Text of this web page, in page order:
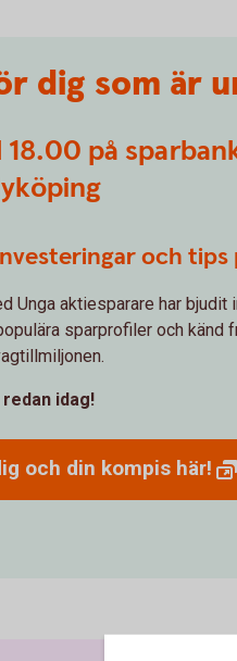
dig som är
på
och
Unga aktiesparare har bjudit
sparprofiler och känd
idag!
och din kompis här!